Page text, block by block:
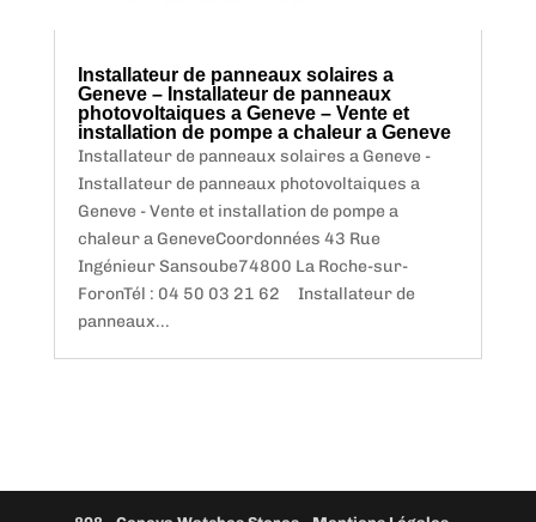
Installateur de panneaux solaires a
Geneve – Installateur de panneaux
photovoltaiques a Geneve – Vente et
installation de pompe a chaleur a Geneve
Installateur de panneaux solaires a Geneve -
Installateur de panneaux photovoltaiques a
Geneve - Vente et installation de pompe a
chaleur a GeneveCoordonnées 43 Rue
Ingénieur Sansoube74800 La Roche-sur-
ForonTél : 04 50 03 21 62 Installateur de
panneaux...